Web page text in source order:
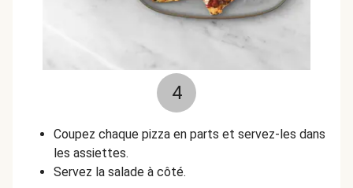
4
Coupez chaque pizza en parts et servez-les dans
les assiettes.
Servez la salade à côté.